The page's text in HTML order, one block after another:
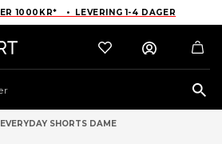
1000KR* • LEVERING 1-4 DAGER
SHORTS DAME